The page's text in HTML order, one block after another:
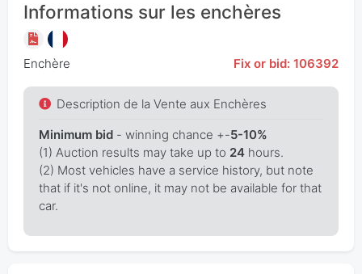
Informations sur les enchères
Enchère Fix or bid: 106392
Description de la Vente aux Enchères
Minimum bid- winning chance +-5-10%
(1) Auction results may take up to 24hours.
(2) Most vehicles have a service history, but note
that if it's not online, it may not be available for that
car.